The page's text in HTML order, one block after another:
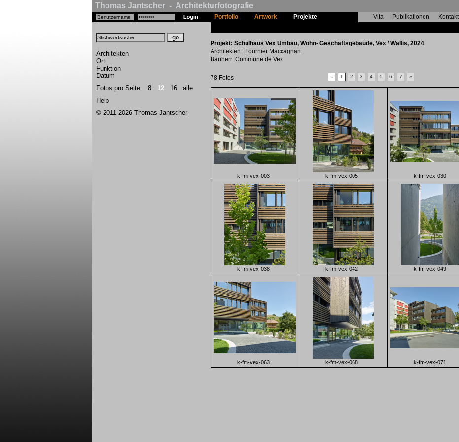
Thomas Jantscher - Architekturfotografie
Architekten
Ort
Funktion
Datum
Fotos pro Seite 8 12 16
alle
Help
© 2011-2026 Thomas Jantscher
Portfolio Artwork Projekte Vita Publikationen Kontakt
Projekt: Schulhaus Vex Umbau, Wohn- Geschäftsgebäude, Vex / Wallis, 2024
Architekten: Fournier Maccagnan
Bauherr: Commune de Vex
78 Fotos « 1 2 3 4 5 6 7 »
k-fm-vex-003 k-fm-vex-005 k-fm-vex-030
k-fm-vex-038 k-fm-vex-042 k-fm-vex-049
k-fm-vex-063 k-fm-vex-068 k-fm-vex-071